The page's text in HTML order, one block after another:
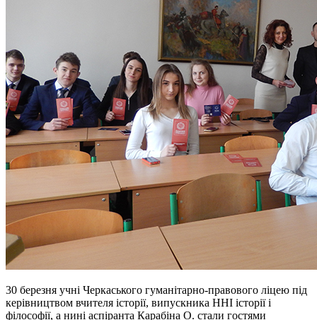
30 березня учні Черкаського гуманітарно-правового ліцею під
керівництвом вчителя історії, випускника ННІ історії і
філософії, а нині аспіранта Карабіна О. стали гостями